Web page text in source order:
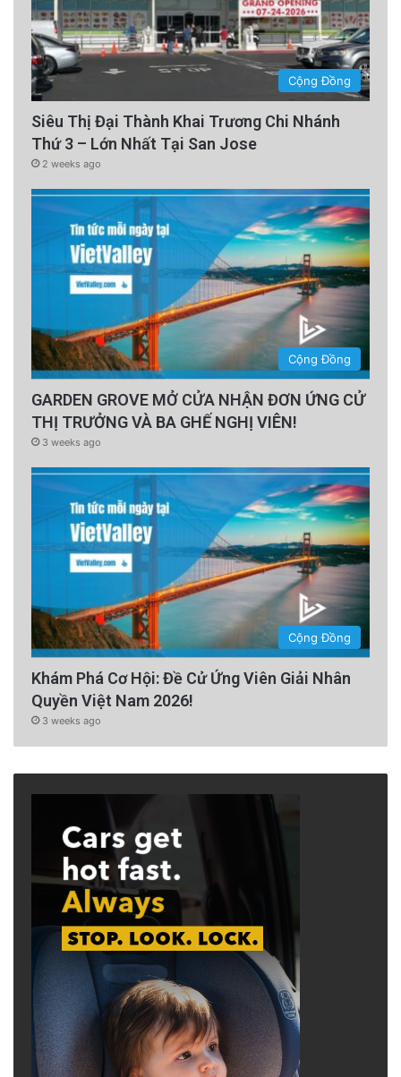
Cộng Đồng
Siêu Thị Đại Thành Khai Trương Chi Nhánh
Thứ 3 – Lớn Nhất Tại San Jose
2 weeks ago
Cộng Đồng
GARDEN GROVE MỞ CỬA NHẬN ĐƠN ỨNG CỬ
THỊ TRƯỞNG VÀ BA GHẾ NGHỊ VIÊN!
3 weeks ago
Cộng Đồng
Khám Phá Cơ Hội: Đề Cử Ứng Viên Giải Nhân
Quyền Việt Nam 2026!
3 weeks ago